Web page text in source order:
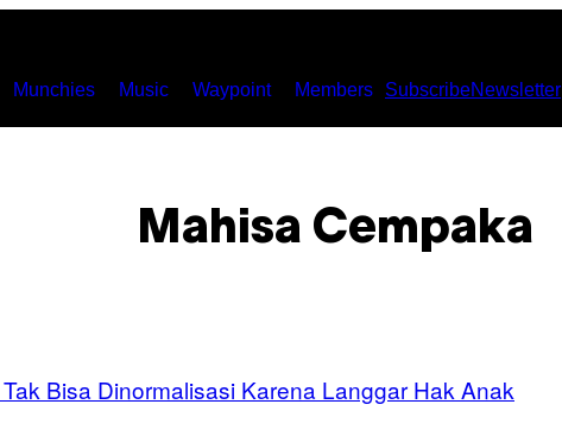
Munchies Music Waypoint Members SubscribeNewsletter
Mahisa Cempaka